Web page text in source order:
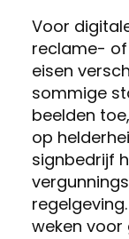
Voor
reclame- of
eisen
sommige
beelden
op
signbedrijf
weken voor